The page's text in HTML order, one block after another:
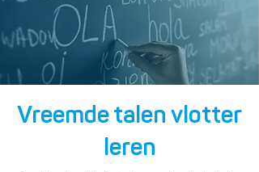
Vreemde talen vlotter
leren